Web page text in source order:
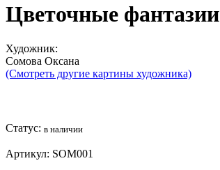
Цветочные фантазии
Художник:
Сомова Оксана
(Смотреть другие картины художника)
Статус: в наличии
Артикул: SOM001